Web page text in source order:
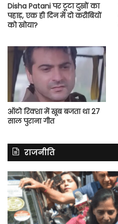
Disha Patani पर टूटा दुखों का
पहाड़, एक ही दिन में दो करीबियों
को खोया?
ऑटो रिक्शा में खूब बजता था 27
साल पुराना गीत
राजनीति